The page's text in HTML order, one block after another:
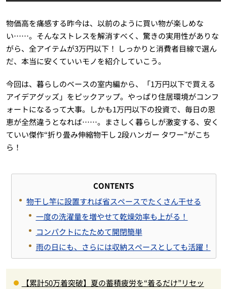
物価高を痛感する昨今は、以前のように買い物が楽しめな
い……。そんなストレスを解消すべく、驚きの実用性がありな
がら、全アイテムが3万円以下！ しっかりと消費者目線で選ん
だ、本当に安くていいモノを紹介していこう。
今回は、暮らしのベースの室内編から、「1万円以下で買える
アイデアグッズ」をピックアップ。やっぱり住居環境がコンフ
ォートになるって大事。しかも1万円以下の投資で、毎日の恩
恵が全然違うとなれば……。まさしく暮らしが激変する、安く
ていい傑作“折り畳み伸縮物干し 2段ハンガー タワー”がこち
ら！
CONTENTS
物干し竿に設置すれば省スペースでたくさん干せる
一度の洗濯量を増やせて乾燥効率も上がる！
コンパクトにたためて開閉簡単
雨の日にも、さらには収納スペースとしても活躍！
【累計50万着突破】夏の蓄積疲労を“着るだけ”リセッ